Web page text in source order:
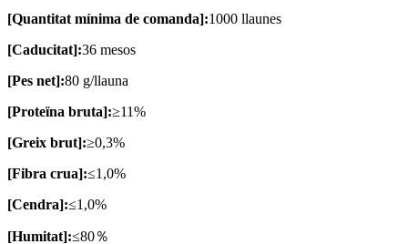
[Quantitat mínima de comanda]:1000 llaunes
[Caducitat]:36 mesos
[Pes net]:80 g/llauna
[Proteïna bruta]:≥11%
[Greix brut]:≥0,3%
[Fibra crua]:≤1,0%
[Cendra]:≤1,0%
[Humitat]:≤80％